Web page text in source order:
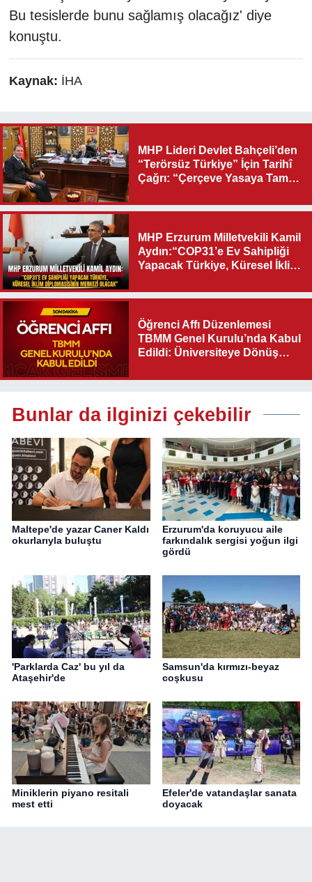
Bu tesislerde bunu sağlamış olacağız' diye
konuştu.
Kaynak: İHA
MHP Lideri Devlet Bahçeli’den
“Terörsüz Türkiye” İçin Tarihî
Çağrı: “Çerçeve Yasaya Tam
MHP Erzurum Milletvekili Kamil
Aydın:“COP31’e Ev Sahipliği
Yapacak Türkiye, Küresel İklim
Olacak"
Öğrenci Affı Düzenlemesi
TBMM Genel Kurulu’nda Kabul
Edildi: Üniversiteye Dönüş
Bunlar da ilginizi çekebilir
Maltepe'de yazar Caner Kaldı
okurlarıyla buluştu
Erzurum'da koruyucu aile
farkındalık sergisi yoğun ilgi
gördü
'Parklarda Caz' bu yıl da
Ataşehir'de
Samsun'da kırmızı-beyaz
coşkusu
Miniklerin piyano resitali
mest etti
Efeler'de vatandaşlar sanata
doyacak